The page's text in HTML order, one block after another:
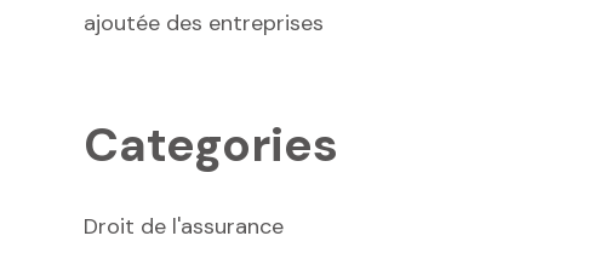
ajoutée des entreprises
Categories
Droit de l'assurance